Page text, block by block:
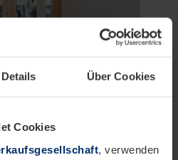
Details Über Cookies
Cookies
, verwenden